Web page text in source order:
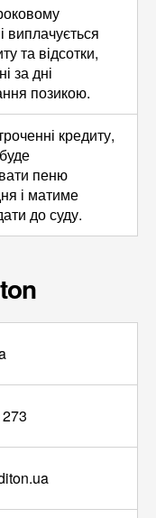
виплачується
та відсотки,
за дні
позикою.
кредиту,
пеню
і матиме
до суду.